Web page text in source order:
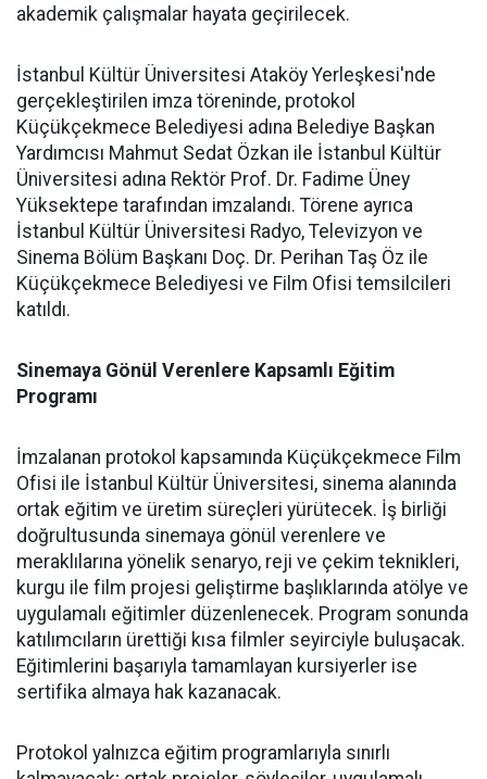
akademik çalışmalar hayata geçirilecek.
İstanbul Kültür Üniversitesi Ataköy Yerleşkesi'nde
gerçekleştirilen imza töreninde, protokol
Küçükçekmece Belediyesi adına Belediye Başkan
Yardımcısı Mahmut Sedat Özkan ile İstanbul Kültür
Üniversitesi adına Rektör Prof. Dr. Fadime Üney
Yüksektepe tarafından imzalandı. Törene ayrıca
İstanbul Kültür Üniversitesi Radyo, Televizyon ve
Sinema Bölüm Başkanı Doç. Dr. Perihan Taş Öz ile
Küçükçekmece Belediyesi ve Film Ofisi temsilcileri
katıldı.
Sinemaya Gönül Verenlere Kapsamlı Eğitim
Programı
İmzalanan protokol kapsamında Küçükçekmece Film
Ofisi ile İstanbul Kültür Üniversitesi, sinema alanında
ortak eğitim ve üretim süreçleri yürütecek. İş birliği
doğrultusunda sinemaya gönül verenlere ve
meraklılarına yönelik senaryo, reji ve çekim teknikleri,
kurgu ile film projesi geliştirme başlıklarında atölye ve
uygulamalı eğitimler düzenlenecek. Program sonunda
katılımcıların ürettiği kısa filmler seyirciyle buluşacak.
Eğitimlerini başarıyla tamamlayan kursiyerler ise
sertifika almaya hak kazanacak.
Protokol yalnızca eğitim programlarıyla sınırlı